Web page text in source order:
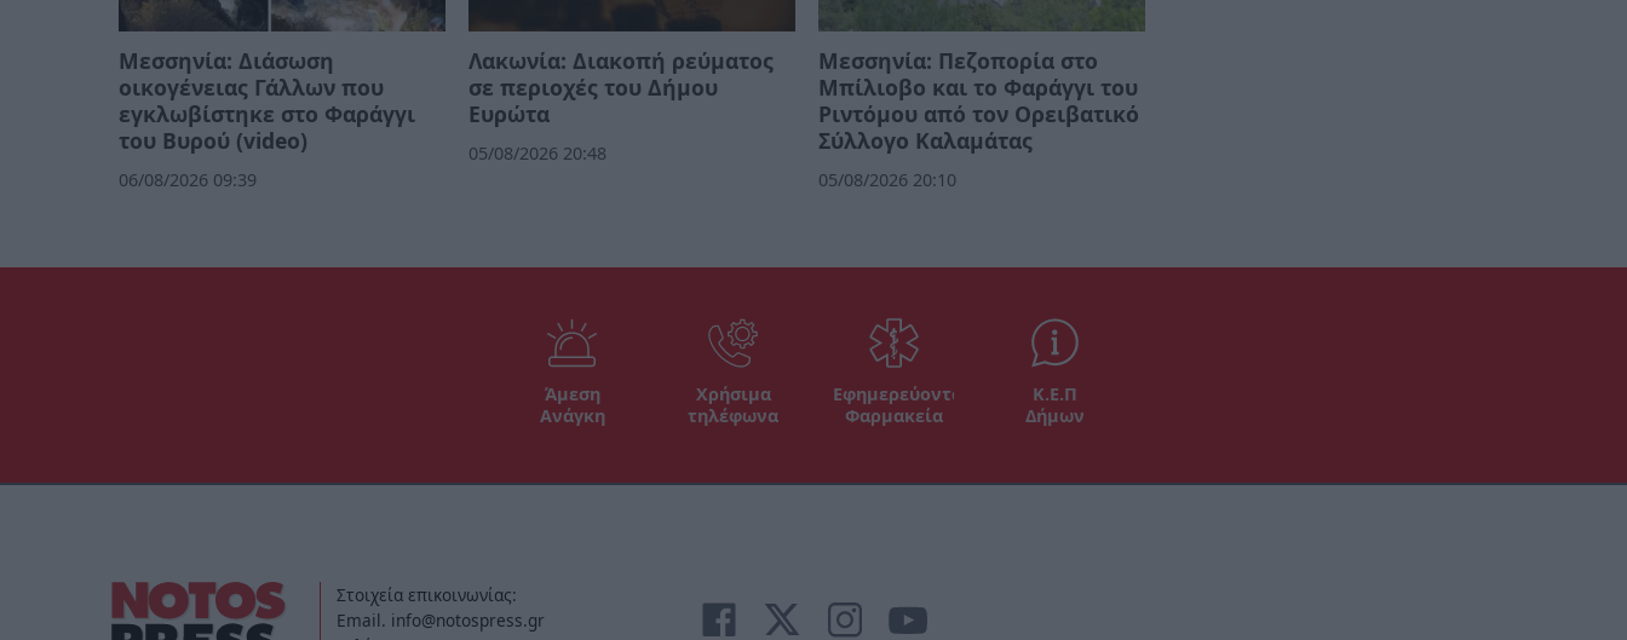
Μεσσηνία: Διάσωση
οικογένειας Γάλλων που
εγκλωβίστηκε στο Φαράγγι
του Βυρού (video)
06/08/2026 09:39
Λακωνία: Διακοπή ρεύματος
σε περιοχές του Δήμου
Ευρώτα
05/08/2026 20:48
Μεσσηνία: Πεζοπορία στο
Μπίλιοβο και το Φαράγγι του
Ριντόμου από τον Ορειβατικό
Σύλλογο Καλαμάτας
05/08/2026 20:10
Άμεση
Ανάγκη
Χρήσιμα
τηλέφωνα
Εφημερεύοντα
Φαρμακεία
Κ.Ε.Π
Δήμων
Στοιχεία επικοινωνίας:
Email. info@notospress.gr